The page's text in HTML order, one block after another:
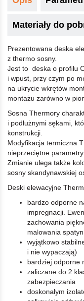
Materiały do
Prezentowana deska
z thermo sosny.
Jest to deska o profilu
i wpust, przy czym po
na ukrycie wkrętów
montażu zarówno w
Sosna Thermory
i podłużnymi sękami,
konstrukcji.
Modyfikacja termiczna
nieprzeciętne
Zmianie ulega także
sosny skandynawskiej
Deski elewacyjne
bardzo odporne
impregnacji.
zachowania
malowania
wyjątkowo
i nie wypaczają)
bardziej odporne
zaliczane do 2
zabezpieczania
doskonałym